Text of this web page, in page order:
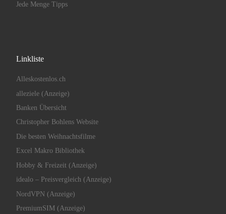
Jede Menge Tipps
Linkliste
Alleskostenlos.ch
alleziele (Anzeige)
Banken Übersicht
Christopher Bohlens Website
Die besten Weihnachtsfilme
Excel Makro Bibliothek
Hobby & Freizeit (Anzeige)
idealo – Preisvergleich (Anzeige)
NordVPN (Anzeige)
PremiumSIM (Anzeige)